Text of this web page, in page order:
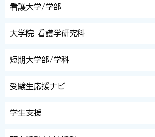
看護大学/学部
大学院 看護学研究科
短期大学部/学科
受験生応援ナビ
学生支援